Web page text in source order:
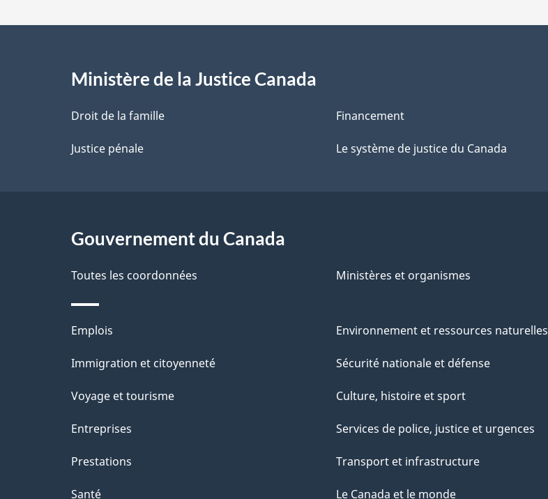
l
a
p
e
Ministère de la Justice Canada
Droit de la famille
Justice pénale
Financement
Le système de justice du Canada
Gouvernement du Canada
Toutes les coordonnées Ministères et organismes
Thèmes
et
Emplois
Immigration et citoyenneté
Voyage et tourisme
Entreprises
Prestations
Santé
Environnement et ressources naturelles
Sécurité nationale et défense
Culture, histoire et sport
Services de police, justice et urgences
Transport et infrastructure
Le Canada et le monde